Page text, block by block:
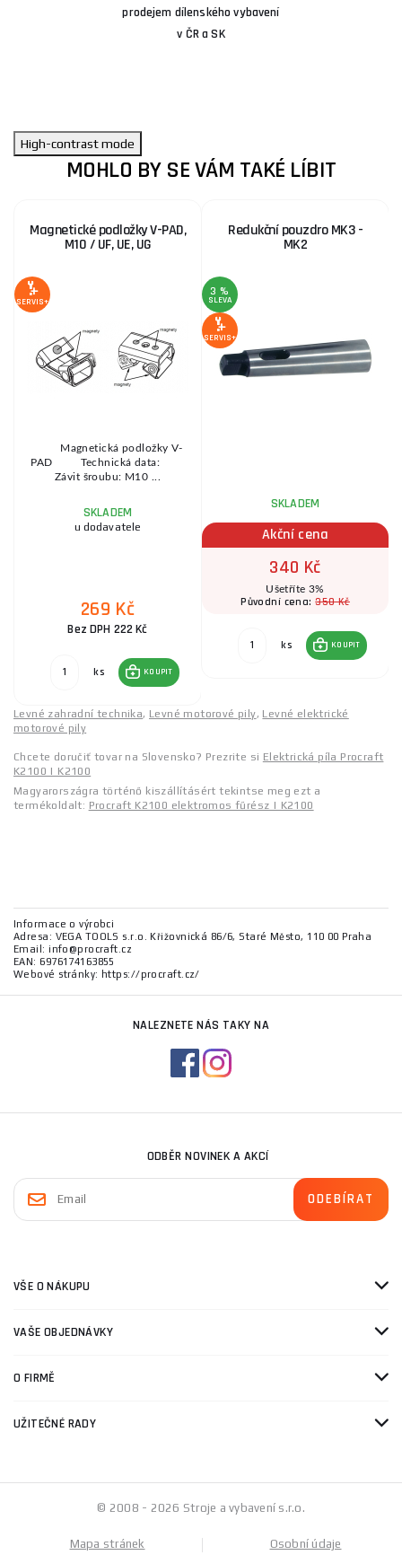
prodejem dílenského vybavení
v ČR a SK
High-contrast mode
MOHLO BY SE VÁM TAKÉ LÍBIT
Magnetické podložky V-PAD,
M10 / UF, UE, UG
SERVIS+
Magnetická podložky V-
PAD Technická data:
Závit šroubu: M10 ...
SKLADEM
u dodavatele
269 Kč
Bez DPH 222 Kč
ks KOUPIT
Redukční pouzdro MK3 -
MK2
3 %
SLEVA
SERVIS+
SKLADEM
Akční cena
340 Kč
Ušetříte 3%
Původní cena:350 Kč
ks KOUPIT
Levné zahradní technika, Levné motorové pily, Levné elektrické
motorové pily
Chcete doručiť tovar na Slovensko? Prezrite si Elektrická píla Procraft
K2100 | K2100
Magyarországra történő kiszállításért tekintse meg ezt a
termékoldalt: Procraft K2100 elektromos fűrész | K2100
Informace o výrobci
Adresa: VEGA TOOLS s.r.o. Křižovnická 86/6, Staré Město, 110 00 Praha
Email: info@procraft.cz
EAN: 6976174163855
Webové stránky: https://procraft.cz/
NALEZNETE NÁS TAKY NA
ODBĚR NOVINEK A AKCÍ
VŠE O NÁKUPU
VAŠE OBJEDNÁVKY
O FIRMĚ
UŽITEČNÉ RADY
© 2008 - 2026 Stroje a vybavení s.r.o.
Mapa stránek Osobní údaje